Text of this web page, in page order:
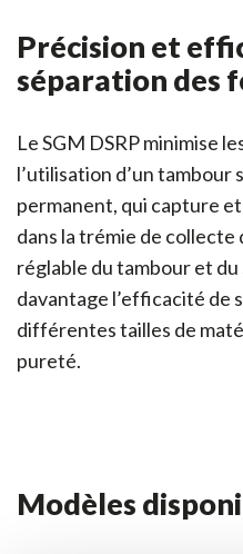
Précision et
séparation des
Le SGM DSRP minimise
l’utilisation d’un tambour
permanent, qui capture
dans la trémie de collecte
réglable du tambour et
davantage l’efficacité de
différentes tailles de
pureté.
Modèles